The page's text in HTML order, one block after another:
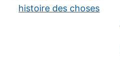
histoire des choses